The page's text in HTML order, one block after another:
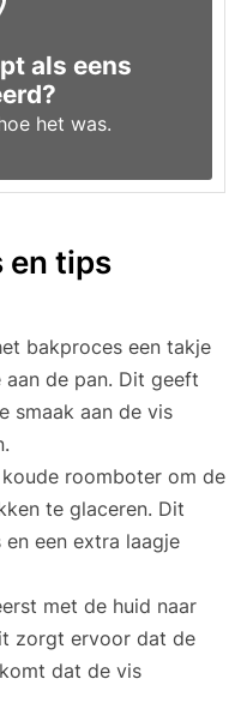
als eens
het was.
en tips
bakproces een takje
de pan. Dit geeft
smaak aan de vis
roomboter om de
te glaceren. Dit
een extra laagje
met de huid naar
zorgt ervoor dat de
dat de vis